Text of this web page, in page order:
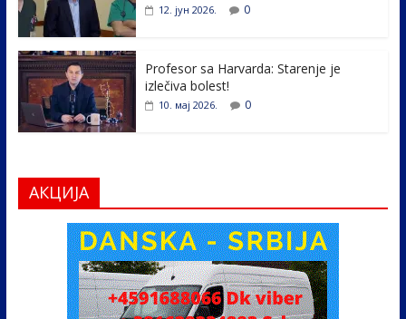
12. јун 2026. 0
Profesor sa Harvarda: Starenje je
izlečiva bolest!
10. мај 2026. 0
АКЦИЈА